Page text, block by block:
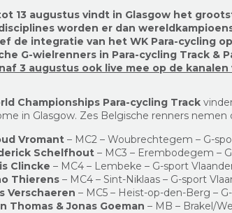
13 augustus vindt in Glasgow het
worden er dan
de integratie van het WK Para-cycling
G-wielrenners in Para-cycling Track &
3 augustus ook live mee op de kanalen
Championships Para-cycling Track
in Glasgow. Zes Belgische renners nemen
Vromant – MC2 – Woubrechtegem – G-
Schelfhout – MC3 – Erembodegem –
Clincke – MC4 – Lembeke – G-sport
Thierens – MC4 – Sint-Niklaas – G-sport
Verschaeren – MC5 – Heist-op-den-Berg –
Thomas & Jonas Goeman – MB – Brakel/